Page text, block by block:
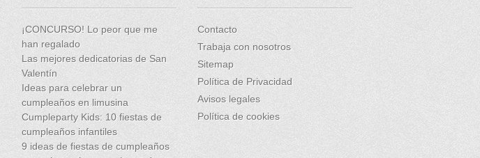
¡CONCURSO! Lo peor que me
han regalado
Las mejores dedicatorias de San
Valentín
Ideas para celebrar un
cumpleaños en limusina
Cumpleparty Kids: 10 fiestas de
cumpleaños infantiles
9 ideas de fiestas de cumpleaños
Contacto
Trabaja con nosotros
Sitemap
Política de Privacidad
Avisos legales
Política de cookies